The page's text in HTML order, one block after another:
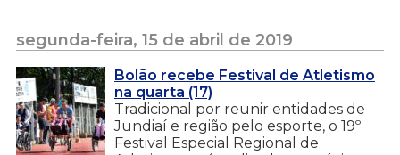
segunda-feira, 15 de abril de 2019
Bolão recebe Festival de Atletismo
na quarta (17)
Tradicional por reunir entidades de
Jundiaí e região pelo esporte, o 19º
Festival Especial Regional de